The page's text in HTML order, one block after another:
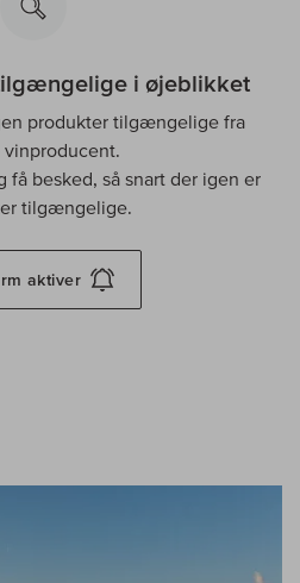
i øjeblikket
produkter tilgængelige fra
vinproducent.
få besked, så snart der igen er
tilgængelige.
aktiver